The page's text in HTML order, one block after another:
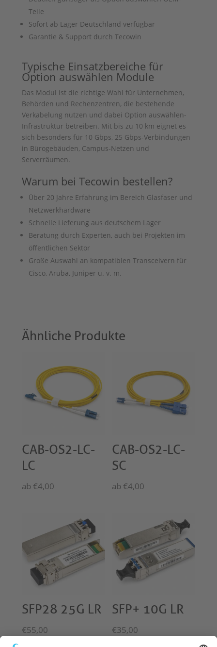
Teile
Sofort ab Lager Deutschland verfügbar
Garantie & Support durch Tecowin
Typische Einsatzbereiche für
Option auswählen Module
Das Modul ist die richtige Wahl für Unternehmen,
Behörden und Rechenzentren, die bestehende
Verkabelung nutzen und dabei Option auswählen-
Infrastruktur betreiben. Mit bis zu 10 km eignet es
sich besonders für 10 Gbps, 25 Gbps-Verbindungen
in Bürogebäuden, Campus-Netzen und
Serverräumen.
Warum bei Tecowin bestellen?
Über 20 Jahre Erfahrung im Bereich Glasfaser und
Netzwerkhardware
Schnelle Lieferung aus deutschem Lager
Beratung durch Experten, auch bei Projekten im
öffentlichen Sektor
Große Auswahl an kompatiblen Transceivern für
Cisco, Aruba, Juniper u. v. m.
Ähnliche Produkte
CAB-OS2-LC-
LC
ab €4,00
CAB-OS2-LC-
SC
ab €4,00
SFP28 25G LR
€55,00
SFP+ 10G LR
€35,00